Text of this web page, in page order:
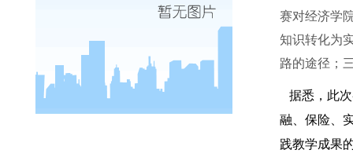
赛对经济学
知识转化为
路的途径；
据悉，此
融、保险、
践教学成果